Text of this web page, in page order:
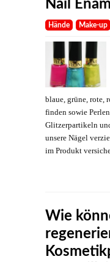
Nail
Hände Make-up
blaue, grüne, rote,
finden sowie
Glitzerpartikeln
unsere Nägel
im Produkt
Wie